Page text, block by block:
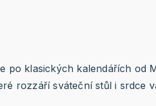
po klasických kalendářích od
rozzáří sváteční stůl i srdce